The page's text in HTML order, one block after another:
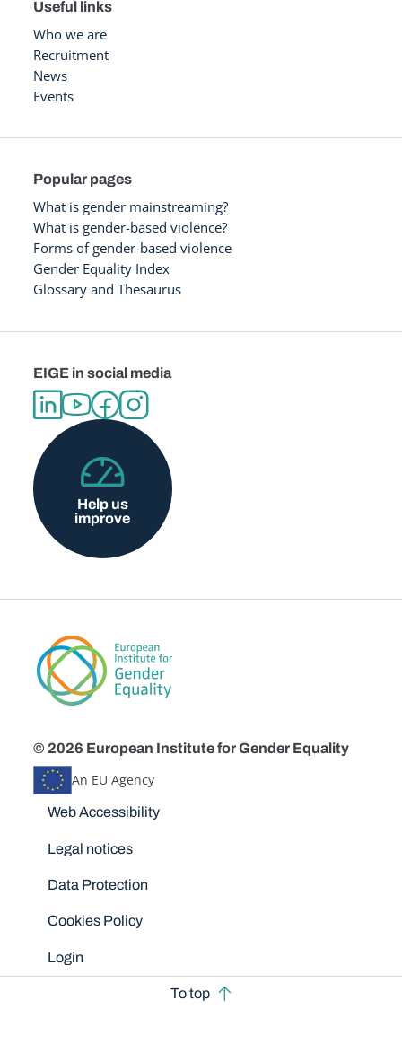
Useful links
Who we are
Recruitment
News
Events
Popular pages
What is gender mainstreaming?
What is gender-based violence?
Forms of gender-based violence
Gender Equality Index
Glossary and Thesaurus
EIGE in social media
Help us
improve
© 2026 European Institute for Gender Equality
An EU Agency
Disclaimers
Web Accessibility
Legal notices
Data Protection
Cookies Policy
Login
To top